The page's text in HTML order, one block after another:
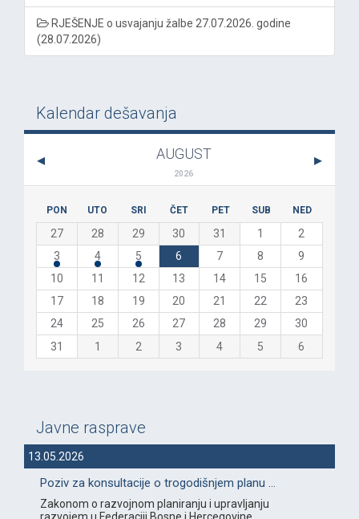
RJEŠENJE o usvajanju žalbe 27.07.2026. godine
(28.07.2026)
Kalendar dešavanja
AUGUST
2026
PON UTO SRI ČET PET SUB NED
27 28 29 30 31 1
2
3
4 5 6 7 8
9
10
11 12 13 14 15
16
17
18 19 20 21 22
23
24
25 26 27 28 29
30
31
1 2 3 4 5 6
Javne rasprave
13.05.2026
Poziv za konsultacije o trogodišnjem planu ...
Zakonom o razvojnom planiranju i upravljanju